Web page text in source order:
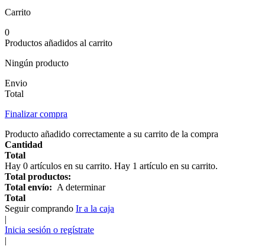
Carrito
0
Productos añadidos al carrito
Ningún producto
Envio
Total
Finalizar compra
Producto añadido correctamente a su carrito de la compra
Cantidad
Total
Hay 0 artículos en su carrito. Hay 1 artículo en su carrito.
Total productos:
Total envío: A determinar
Total
Seguir comprando Ir a la caja
|
Inicia sesión o regístrate
|